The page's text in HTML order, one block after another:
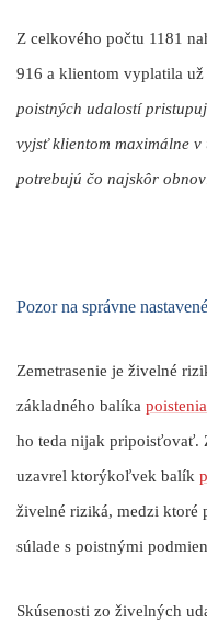
Z celkového počtu 1181
916 a klientom vyplatila
poistných udalostí
vyjsť klientom maximálne v
potrebujú čo najskôr
Pozor na správne
Zemetrasenie je živelné
základného balíka
ho teda nijak pripoisťovať.
uzavrel ktorýkoľvek balík
živelné riziká, medzi ktoré
súlade s poistnými
Skúsenosti zo živelných